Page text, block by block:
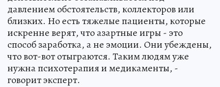
давлением обстоятельств, коллекторов или
близких. Но есть тяжелые пациенты, которые
искренне верят, что азартные игры - это
способ заработка, а не эмоции. Они убеждены,
что вот-вот отыграются. Таким людям уже
нужна психотерапия и медикаменты, -
говорит эксперт.